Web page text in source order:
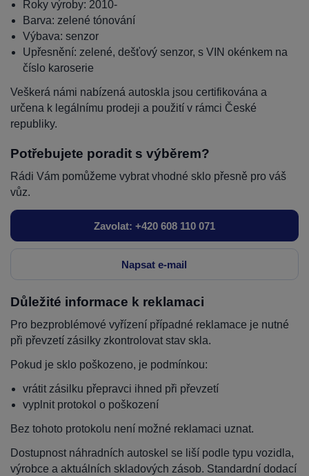
Roky výroby: 2010-
Barva: zelené tónování
Výbava: senzor
Upřesnění: zelené, dešťový senzor, s VIN okénkem na
číslo karoserie
Veškerá námi nabízená autoskla jsou certifikována a
určena k legálnímu prodeji a použití v rámci České
republiky.
Potřebujete poradit s výběrem?
Rádi Vám pomůžeme vybrat vhodné sklo přesně pro váš
vůz.
Zavolat: +420 608 110 071
Napsat e-mail
Důležité informace k reklamaci
Pro bezproblémové vyřízení případné reklamace je nutné
při převzetí zásilky zkontrolovat stav skla.
Pokud je sklo poškozeno, je podmínkou:
vrátit zásilku přepravci ihned při převzetí
vyplnit protokol o poškození
Bez tohoto protokolu není možné reklamaci uznat.
Dostupnost náhradních autoskel se liší podle typu vozidla,
výrobce a aktuálních skladových zásob. Standardní dodací